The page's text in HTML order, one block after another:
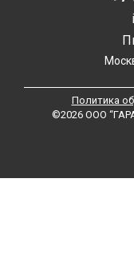
Политика
©2026 ООО